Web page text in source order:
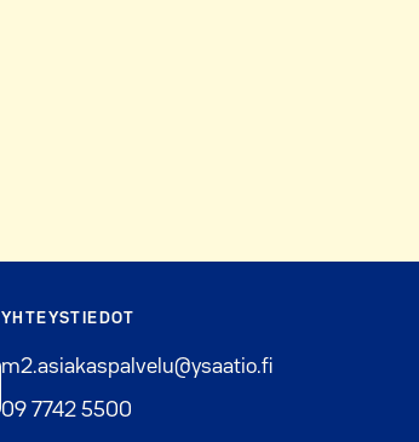
YHTEYSTIEDOT
m2.asiakaspalvelu@ysaatio.fi
09 7742 5500